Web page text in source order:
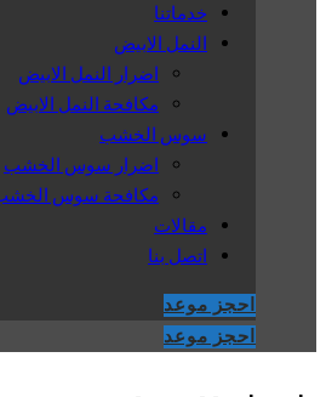
خدماتنا
النمل الابيض
اضرار النمل الابيض
مكافحة النمل الابيض
سوس الخشب
اضرار سوس الخشب
مكافحة سوس الخشب
مقالات
اتصل بنا
احجز موعد
احجز موعد